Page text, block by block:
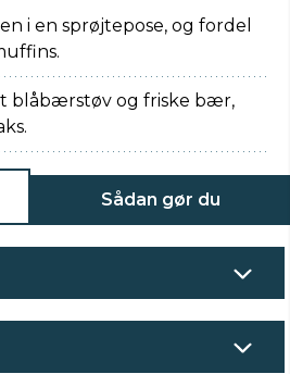
i en sprøjtepose, og fordel
blåbærstøv og friske bær,
Sådan gør du